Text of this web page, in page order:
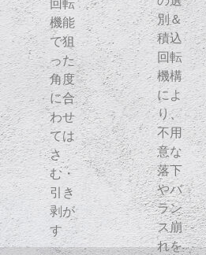
回転
機能
で狙
った
角度
に合
わせ
ては
さ
む・
引き
剥が
す
別＆
積込
回転
機構
によ
り、
不用
意な
落下
やバ
ラン
ス崩
れを